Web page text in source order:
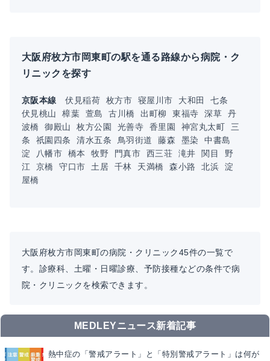
大阪府枚方市岡東町の駅を通る路線から病院・ク
リニックを探す
京阪本線 伏見稲荷 枚方市 寝屋川市 大和田
七条
伏見桃山
樟葉 萱島 古川橋 出町柳 東福寺 深草
丹
波橋
御殿山 枚方公園 光善寺 香里園 神宮丸太町
三
条
祇園四条 清水五条 鳥羽街道 藤森 墨染
中書島
淀
八幡市 橋本 牧野 門真市 西三荘 滝井 関目
野
江
京橋 守口市 土居 千林 天満橋 森小路 北浜
淀
屋橋
大阪府枚方市岡東町の病院・クリニック45件の一覧で
す。診療科、土曜・日曜診療、予防接種などの条件で病
院・クリニックを検索できます。
MEDLEYニュース新着記事
熱中症の「警戒アラート」と「特別警戒アラート」は何が